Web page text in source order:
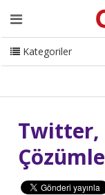
Ana Sayfa
Danışmanlık
ISC
CyberMag Logo
Kategoriler
Twitter,